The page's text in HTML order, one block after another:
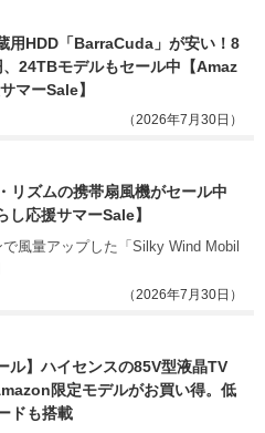
用HDD「BarraCuda」が安い！8
24TBモデルもセール中【Amaz
マーSale】
（2026年7月30日）
リズムの携帯扇風機がセール中
し応援サマーSale】
風量アップした「Silky Wind Mobil
（2026年7月30日）
ル】ハイセンスの85V型液晶TV
限定モデルがお買い得。低
ドも搭載